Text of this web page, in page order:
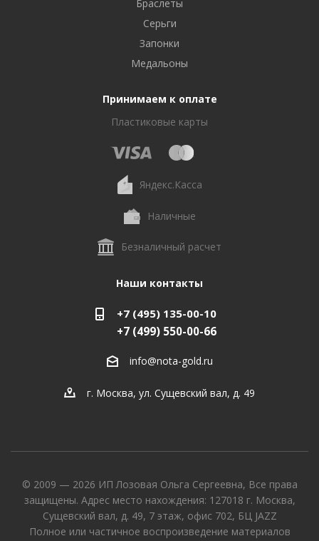
Браслеты
Серьги
Запонки
Медальоны
Принимаем к оплате
Пластиковые карты
Яндекс.Касса
Наличные
Безналичный расчет
Наши контакты
+7 (495) 135-00-10
+7 (499) 550-00-66
info@nota-gold.ru
г. Москва, ул. Сущевский вал, д. 49
© 2009 — 2026 ИП Лозовая Ольга Сергеевна, Все права
защищены. Адрес место нахождения: 127018 г. Москва,
Сущевский вал, д. 49, 7 этаж, офис 702, БЦ JAZZ
Полное или частичное воспроизведение материалов